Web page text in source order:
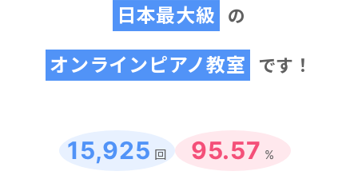
日本最大級 の
オンラインピアノ教室 です！
15,925 回 95.57 %